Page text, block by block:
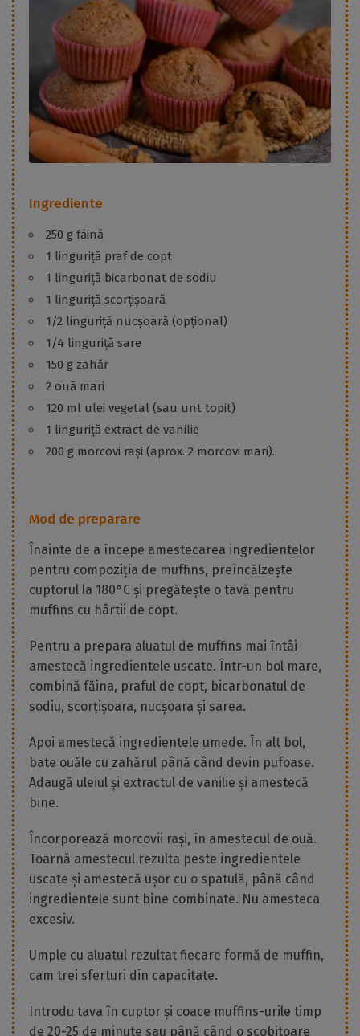
Ingrediente
250 g făină
1 linguriță praf de copt
1 linguriță bicarbonat de sodiu
1 linguriță scorțișoară
1/2 linguriță nucșoară (opțional)
1/4 linguriță sare
150 g zahăr
2 ouă mari
120 ml ulei vegetal (sau unt topit)
1 linguriță extract de vanilie
200 g morcovi rași (aprox. 2 morcovi mari).
Mod de preparare
Înainte de a începe amestecarea ingredientelor
pentru compoziția de muffins, preîncălzește
cuptorul la 180°C și pregătește o tavă pentru
muffins cu hârtii de copt.
Pentru a prepara aluatul de muffins mai întâi
amestecă ingredientele uscate. Într-un bol mare,
combină făina, praful de copt, bicarbonatul de
sodiu, scorțișoara, nucșoara și sarea.
Apoi amestecă ingredientele umede. În alt bol,
bate ouăle cu zahărul până când devin pufoase.
Adaugă uleiul și extractul de vanilie și amestecă
bine.
Încorporează morcovii rași, în amestecul de ouă.
Toarnă amestecul rezulta peste ingredientele
uscate și amestecă ușor cu o spatulă, până când
ingredientele sunt bine combinate. Nu amesteca
excesiv.
Umple cu aluatul rezultat fiecare formă de muffin,
cam trei sferturi din capacitate.
Introdu tava în cuptor și coace muffins-urile timp
de 20-25 de minute sau până când o scobitoare